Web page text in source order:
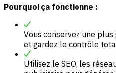
Pourquoi ça fonctionne :
Vous conservez une
et gardez le contrôle
Utilisez le SEO, les